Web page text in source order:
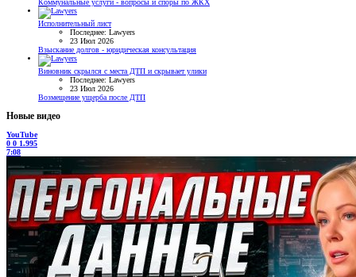
Коммунальные услуги - вопросы и споры по ЖКХ
Исполнительный лист
Последнее: Lawyers
23 Июл 2026
Взыскание долгов - юридическая консультация
Виновник скрылся с места ДТП и скрывает улики
Последнее: Lawyers
23 Июл 2026
Возмещение ущерба после ДТП
Новые видео
YouTube
0 0 1.995
7:08